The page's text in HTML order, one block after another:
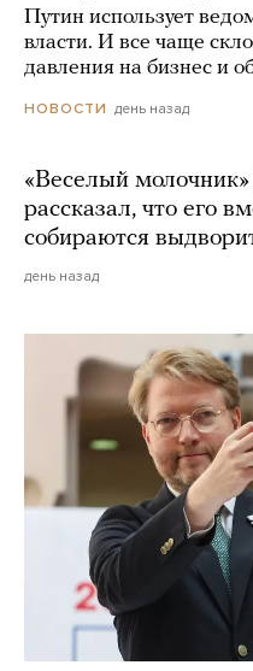
Путин использует
власти. И все чаще
давления на бизнес и
НОВОСТИ день назад
«Веселый
рассказал, что его
собираются
день назад